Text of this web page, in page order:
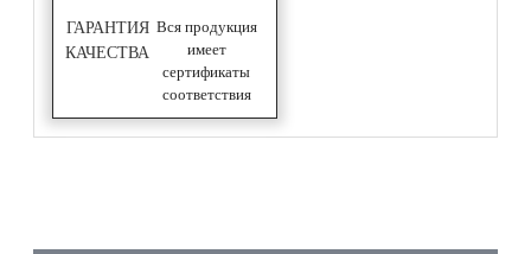
ГАРАНТИЯ
КАЧЕСТВА
Вся продукция
имеет
сертификаты
соответствия